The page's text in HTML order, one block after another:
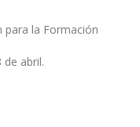
para la Formación
de abril.